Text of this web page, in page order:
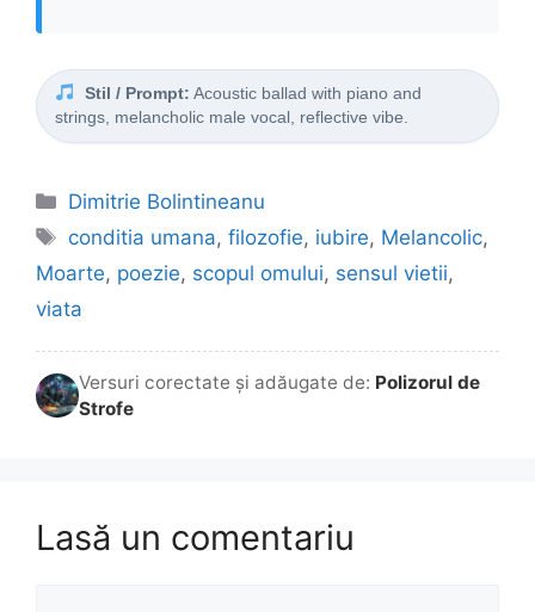
Stil / Prompt: Acoustic ballad with piano and
strings, melancholic male vocal, reflective vibe.
Categorii
Dimitrie Bolintineanu
Etichete
conditia umana,filozofie, iubire, Melancolic,
Moarte, poezie, scopul omului, sensul vietii,
viata
Versuri corectate și adăugate de: Polizorul de
Strofe
Lasă un comentariu